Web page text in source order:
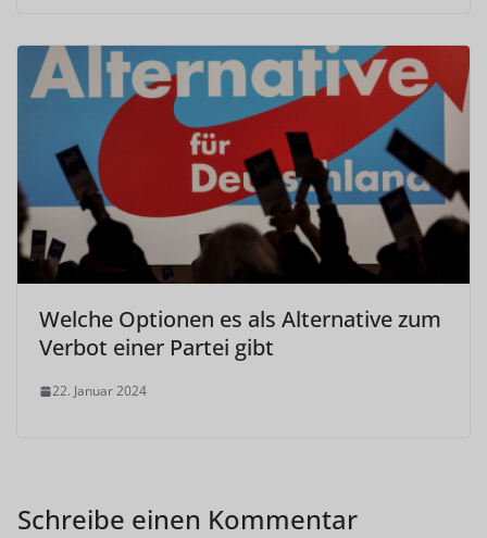
Welche Optionen es als Alternative zum
Verbot einer Partei gibt
22. Januar 2024
Schreibe einen Kommentar